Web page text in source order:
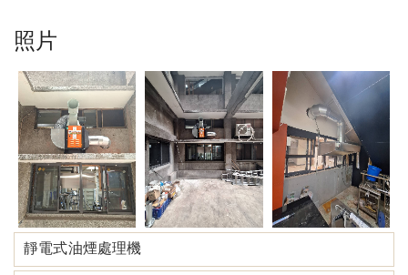
照片
靜電式油煙處理機